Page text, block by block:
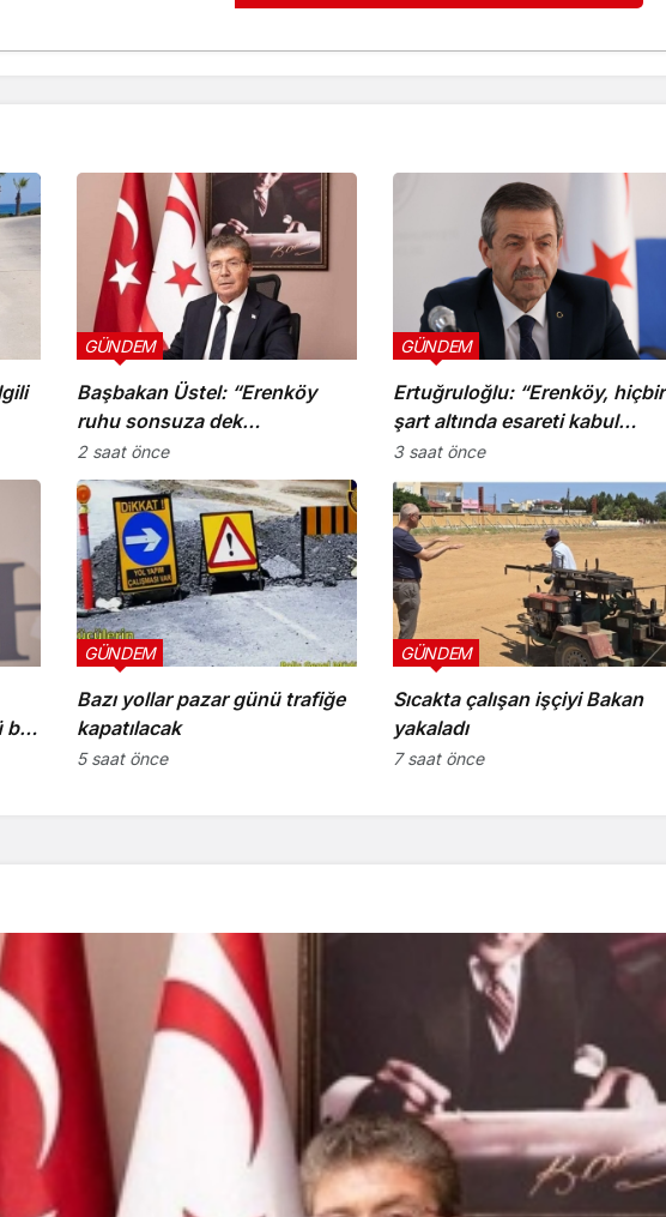
Başbakan Üstel: “Erenköy
ruhu sonsuza dek
yaşayacaktır”
GÜNDEM
2 saat önce
Ertuğruloğlu: “Erenköy, hiçbir
şart altında esareti kabul
etmeyeceğimizin en açık
kanıtıdır”
GÜNDEM
3 saat önce
bir
Bazı yollar pazar günü trafiğe
kapatılacak
GÜNDEM
5 saat önce
Sıcakta çalışan işçiyi Bakan
yakaladı
GÜNDEM
7 saat önce